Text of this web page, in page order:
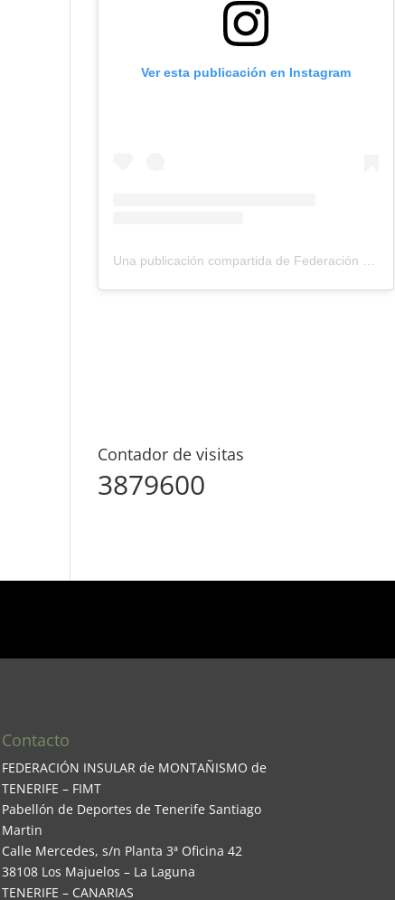
Ver esta publicación en Instagram
Contador de visitas
3879600
Contacto
FEDERACIÓN INSULAR de MONTAÑISMO de
TENERIFE – FIMT
Pabellón de Deportes de Tenerife Santiago
Martin
Calle Mercedes, s/n Planta 3ª Oficina 42
38108 Los Majuelos – La Laguna
TENERIFE – CANARIAS